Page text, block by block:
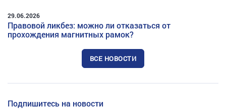
29.06.2026
Правовой ликбез: можно ли отказаться от
прохождения магнитных рамок?
ВСЕ НОВОСТИ
Подпишитесь на новости